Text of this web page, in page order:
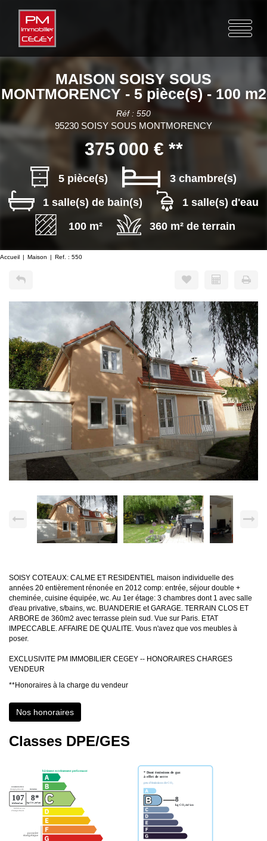
MAISON SOISY SOUS
MONTMORENCY - 5 pièce(s) - 100 m2
Réf : 550
95230 SOISY SOUS MONTMORENCY
375 000 € **
5 pièce(s)
3 chambre(s)
1 salle(s) de bain(s)
1 salle(s) d'eau
100 m²
360 m² de terrain
Accueil Maison Ref. : 550
SOISY COTEAUX: CALME ET RESIDENTIEL maison individuelle des
années 20 entièrement rénonée en 2012 comp: entrée, séjour double +
cheminée, cuisine équipée, wc. Au 1er étage: 3 chambres dont 1 avec salle
d'eau privative, s/bains, wc. BUANDERIE et GARAGE. TERRAIN CLOS ET
ARBORE de 360m2 avec terrasse plein sud. Vue sur Paris. ETAT
IMPECCABLE. AFFAIRE DE QUALITE. Vous n'avez que vos meubles à
poser.
EXCLUSIVITE PM IMMOBILIER CEGEY -- HONORAIRES CHARGES
VENDEUR
**Honoraires à la charge du vendeur
Nos honoraires
Classes DPE/GES